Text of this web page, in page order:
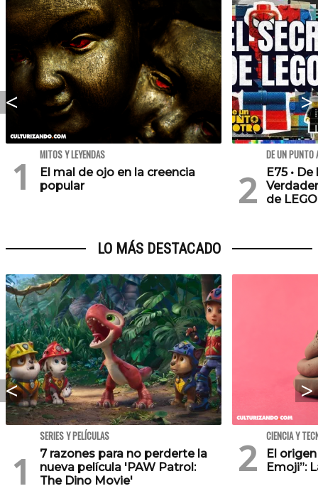
MITOS Y LEYENDAS
El mal de ojo en la creencia
popular
DE UN PUNTO
E75 •
de
LO MÁS DESTACADO
SERIES Y PELÍCULAS
7 razones para no perderte la
nueva película 'PAW Patrol:
The Dino Movie'
CIENCIA Y
El
Emoji”: